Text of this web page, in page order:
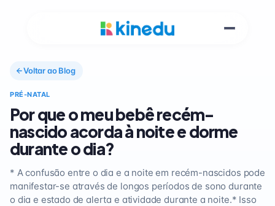
Voltar ao Blog
PRÉ-NATAL
Por que o meu bebê recém-
nascido acorda à noite e dorme
durante o dia?
* A confusão entre o dia e a noite em recém-nascidos pode
manifestar-se através de longos períodos de sono durante
o dia e estado de alerta e atividade durante a noite.* Isso